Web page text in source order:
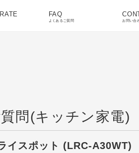
FAQ
よくあるご質問 お問い合
問(キッチン家電)
イスポット (LRC-A30WT)